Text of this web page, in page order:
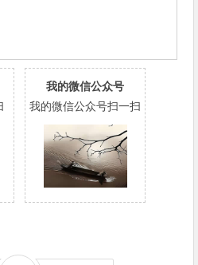
我的微信公众号
我的微信公众号扫一扫